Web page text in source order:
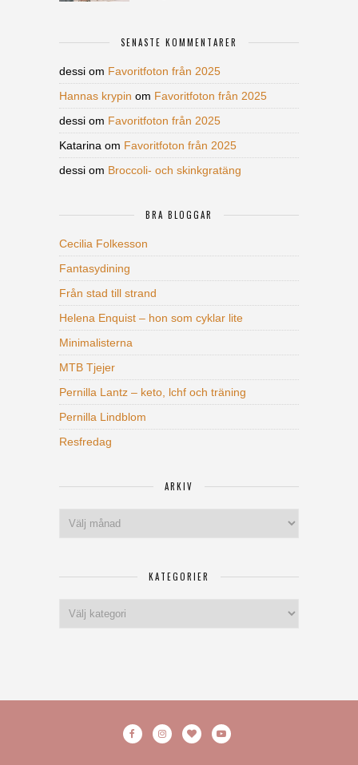
SENASTE KOMMENTARER
dessi om Favoritfoton från 2025
Hannas krypin om Favoritfoton från 2025
dessi om Favoritfoton från 2025
Katarina om Favoritfoton från 2025
dessi om Broccoli- och skinkgratäng
BRA BLOGGAR
Cecilia Folkesson
Fantasydining
Från stad till strand
Helena Enquist – hon som cyklar lite
Minimalisterna
MTB Tjejer
Pernilla Lantz – keto, lchf och träning
Pernilla Lindblom
Resfredag
ARKIV
KATEGORIER